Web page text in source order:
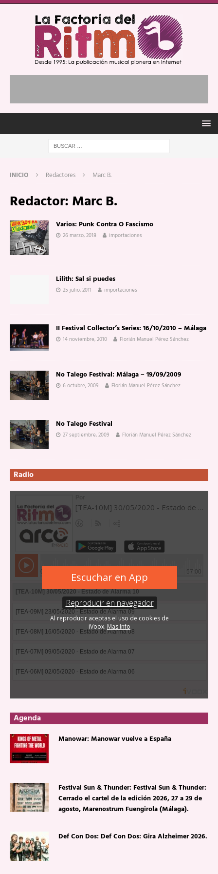
INICIO Redactores Marc B.
Redactor: Marc B.
Varios: Punk Contra O Fascismo
26 marzo, 2018 importaciones
Lilith: Sal si puedes
25 julio, 2011 importaciones
II Festival Collector’s Series: 16/10/2010 – Málaga
14 noviembre, 2010 Florián Manuel Pérez Sánchez
No Talego Festival: Málaga – 19/09/2009
6 octubre, 2009 Florián Manuel Pérez Sánchez
No Talego Festival
27 septiembre, 2009 Florián Manuel Pérez Sánchez
Radio
Agenda
Manowar: Manowar vuelve a España
Festival Sun & Thunder: Festival Sun & Thunder:
Cerrado el cartel de la edición 2026, 27 a 29 de
agosto, Marenostrum Fuengirola (Málaga).
Def Con Dos: Def Con Dos: Gira Alzheimer 2026.